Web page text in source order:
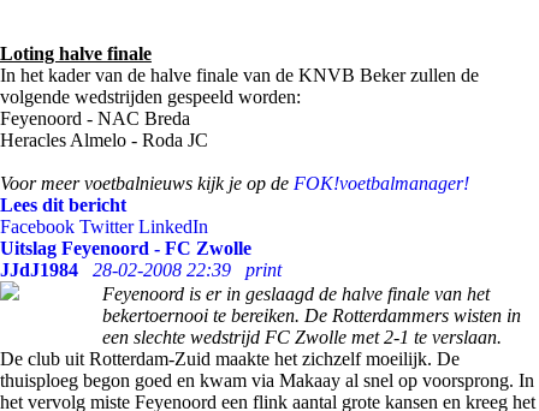
Loting halve finale
In het kader van de halve finale van de KNVB Beker zullen de
volgende wedstrijden gespeeld worden:
Feyenoord - NAC Breda
Heracles Almelo - Roda JC
Voor meer voetbalnieuws kijk je op de FOK!voetbalmanager!
Lees dit bericht
Facebook Twitter LinkedIn
Uitslag Feyenoord - FC Zwolle
JJdJ1984
28-02-2008 22:39
print
Feyenoord is er in geslaagd de halve finale van het
bekertoernooi te bereiken. De Rotterdammers wisten in
een slechte wedstrijd FC Zwolle met 2-1 te verslaan.
De club uit Rotterdam-Zuid maakte het zichzelf moeilijk. De
thuisploeg begon goed en kwam via Makaay al snel op voorsprong. In
het vervolg miste Feyenoord een flink aantal grote kansen en kreeg het